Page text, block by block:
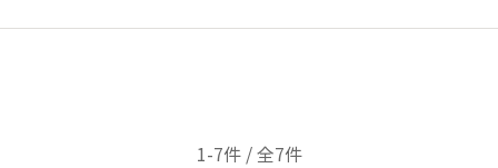
1-7件 / 全7件